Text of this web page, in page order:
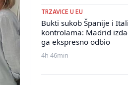
TRZAVICE U EU
Bukti sukob Španije i
kontrolama: Madrid
ga ekspresno odbio
4h 46min